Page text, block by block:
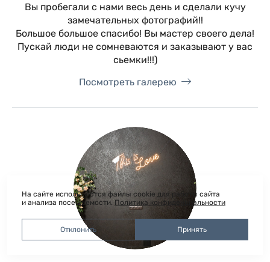
Вы пробегали с нами весь день и сделали кучу
замечательных фотографий!!
Большое большое спасибо! Вы мастер своего дела!
Пускай люди не сомневаются и заказывают у вас
сьемки!!!)
Посмотреть галерею
На сайте используются файлы cookie для работы сайта
и анализа посещаемости. Политика конфиденциальности
Отклонить Принять